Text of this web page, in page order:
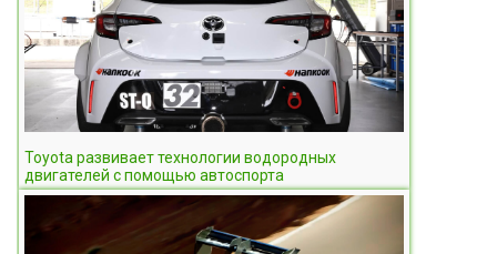
Toyota развивает технологии водородных
двигателей с помощью автоспорта